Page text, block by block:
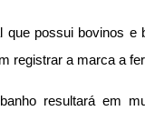
que possui bovinos e
registrar a marca a
resultará em